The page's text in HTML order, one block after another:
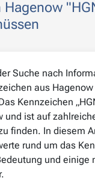
Hagenow
Suche nach
aus
Kennzeichen
und ist auf
finden. In diesem
rund um das
und